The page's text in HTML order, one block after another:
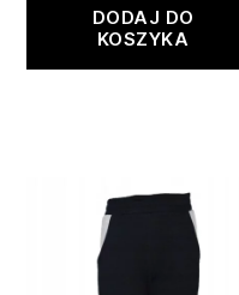
DODAJ DO
KOSZYKA